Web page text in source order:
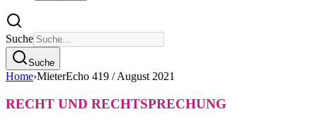
Suche
Suche
Home›MieterEcho 419 / August 2021
RECHT UND RECHTSPRECHUNG